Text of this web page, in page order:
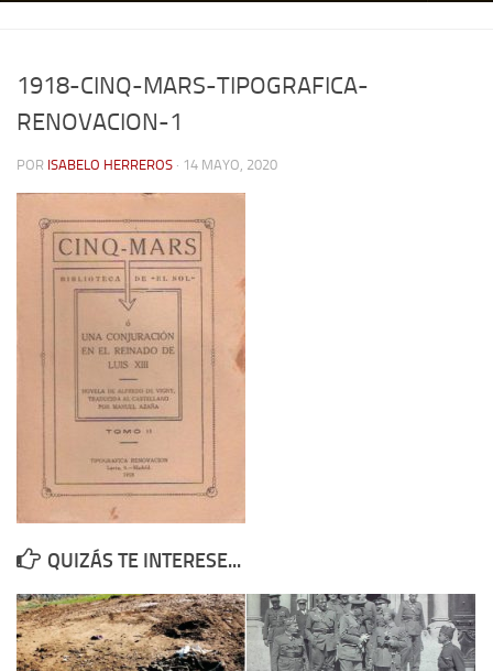
Quienes somos
Colabora
Memoria Histórica
Investigación previa de la represión en Talavera de la Reina (1937-
Informe Represión en Toledo 1936-1947 | Buscador
Informe de la fosa de abril de 1939 de Tembleque
Enciclopedia Republicana
Militantes históricos IR
Personajes republicanos
Izquierda Republicana. Navarra
Izquierda Republicana. Galicia
Textos esenciales del republicanismo
1918-CINQ-MARS-TIPOGRAFICA-
RENOVACION-1
POR ISABELO HERREROS · 14 MAYO, 2020
QUIZÁS TE INTERESE...